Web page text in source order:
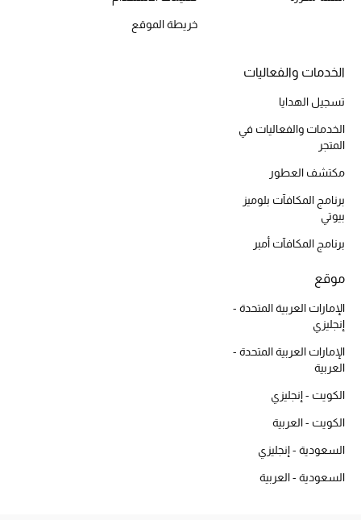
أبرز المصممين
تسوقوا الحقائب
الموسم الجديد
أحذية النسائية
تشكيلة الأحذية
الأحذية الرجالية
أبرز المصممين
خريطة الموقع
الخدمات والفعاليات
تسجيل الهدايا
الخدمات والفعاليات في
المتجر
مكتشف العطور
برنامج المكافآت بلوميز
بيوتي
برنامج المكافآت أمبر
موقع
الإمارات العربية المتحدة -
إنجليزي
الإمارات العربية المتحدة -
العربية
الكويت - إنجليزي
الكويت - العربية
السعودية - إنجليزي
السعودية - العربية